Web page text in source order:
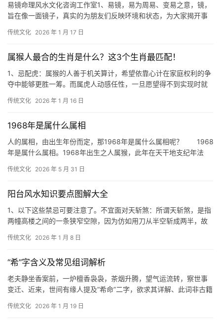
易镜命理风水文化咨询工作室1、易镜，易为周易、变易之意，镜，
旨在像一面镜子，真实的为朋友们反映环境和状态，为大家揭开事
传统文化 2026 年 1 月 17 日
属猴人最合的生肖是什么？这3个生肖最匹配！
1、忌配虎：属猴的人善于机关算计，希望依靠心计在家庭权利的争
夺中能够更胜一筹。而属虎人动感任性，一旦愿望得不到实现时就
传统文化 2026 年 1 月 16 日
1968年是属什么属相
人的属相，由出生年份而定，那1968年是属什么属相呢？ 1968
年是属什么属相。1968年出生之人属猴，此年在天干地支纪年法
传统文化 2026 年 5 月 31 日
阳台风水知识要点图解大全
1、以下这些禁忌可要注意了。不宜面对天斩煞：所谓天斩煞，是指
两幢高楼之间的一条狭窄空隙，因为仿如用刀从半空斩成两半，故
传统文化 2026 年 1 月 8 日
“希”字含义及常见组词解析
老夫静坐香案前，一炉檀香袅袅，茶烟升腾，望气运流转，察世事
变迁、近来，世间有缘人提及“希命”二字，欲求其详解、此词非古籍
传统文化 2026 年 1 月 19 日